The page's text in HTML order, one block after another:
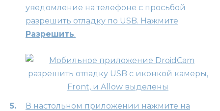
уведомление на телефоне с просьбой
разрешить отладку по USB. Нажмите
Разрешить.
В настольном приложении нажмите на